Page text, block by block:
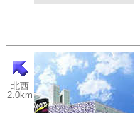
北西
2.0km